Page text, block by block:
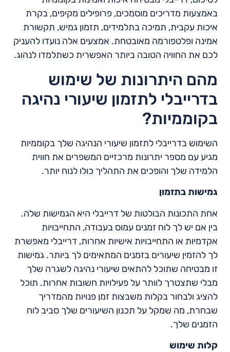
באמצעות מדריכים מוסמכים, פרופילים מקיפים, בקרת
איכות עקבית, תמיכה בתלמידים, תזמון גמיש, תקשורת
אמינה ופלטפורמה מאובטחת. אמצעים אלה נועדו להעניק
לכם את החוויה הטובה ביותר האפשרית כשתלמדו לנהוג.
מהם היתרונות של שימוש
בדרייבלי לתזמון שיעורי נהיגה
בקוממיות?
השימוש בדרייבלי לתזמון שיעורי הנהיגה שלך בקוממיות
מגיע עם מספר יתרונות מרכזיים המשפרים את חווית
הלמידה שלך והופכים את התהליך כולו לנוח יותר.
גמישות בתזמון
אחת התכונות הבולטות של דרייבלי היא הגמישות שלה.
בין אם יש לך לוח זמנים עמוס בעבודה, התחייבויות
אקדמיות או התחייבויות אישיות אחרות, דרייבלי מאפשרת
לך להזמין שיעורים בזמנים המתאימים לך ביותר. גמישות
זו מבטיחה שתוכל להתאים שיעורי נהיגה לשגרה שלך
מבלי שתצטרך לוותר על פעילויות חשובות אחרות. תוכל
להציג ולבחור בקלות משבצות זמן פנויות מהמדריך
שבחרת, מה שמקל על תכנון השיעורים שלך סביב לוח
הזמנים שלך.
קלות שימוש